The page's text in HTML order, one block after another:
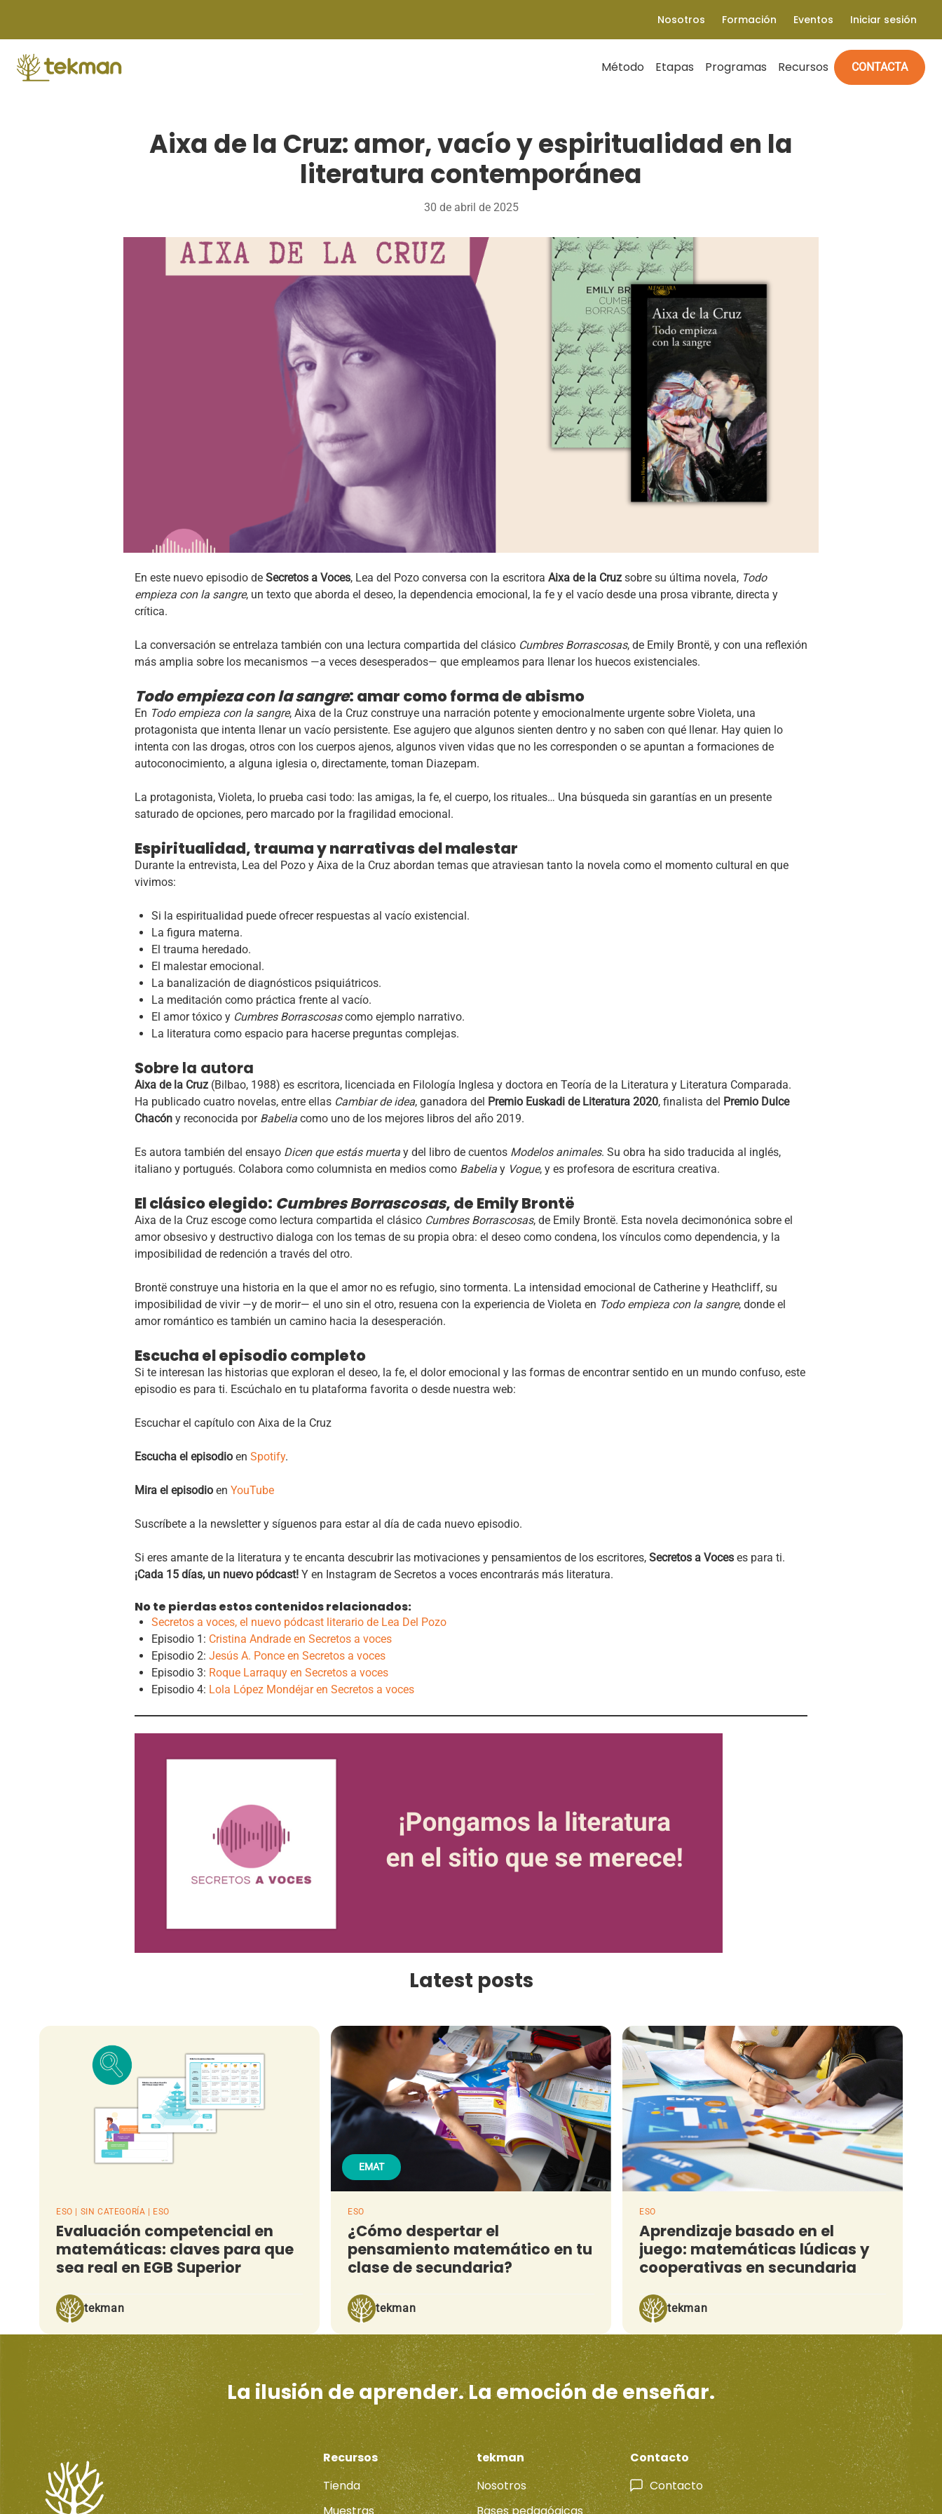
content
Nosotros Formación Eventos Iniciar sesión
Método Etapas Programas Recursos CONTACTA
Aixa de la Cruz: amor, vacío y espiritualidad en la
literatura contemporánea
30 de abril de 2025
En este nuevo episodio de Secretos a Voces, Lea del Pozo conversa con la escritora Aixa de la Cruz sobre su última novela, Todo
empieza con la sangre, un texto que aborda el deseo, la dependencia emocional, la fe y el vacío desde una prosa vibrante, directa y
crítica.
La conversación se entrelaza también con una lectura compartida del clásico Cumbres Borrascosas, de Emily Brontë, y con una reflexión
más amplia sobre los mecanismos —a veces desesperados— que empleamos para llenar los huecos existenciales.
Todo empieza con la sangre: amar como forma de abismo
En Todo empieza con la sangre, Aixa de la Cruz construye una narración potente y emocionalmente urgente sobre Violeta, una
protagonista que intenta llenar un vacío persistente. Ese agujero que algunos sienten dentro y no saben con qué llenar. Hay quien lo
intenta con las drogas, otros con los cuerpos ajenos, algunos viven vidas que no les corresponden o se apuntan a formaciones de
autoconocimiento, a alguna iglesia o, directamente, toman Diazepam.
La protagonista, Violeta, lo prueba casi todo: las amigas, la fe, el cuerpo, los rituales… Una búsqueda sin garantías en un presente
saturado de opciones, pero marcado por la fragilidad emocional.
Espiritualidad, trauma y narrativas del malestar
Durante la entrevista, Lea del Pozo y Aixa de la Cruz abordan temas que atraviesan tanto la novela como el momento cultural en que
vivimos:
Si la espiritualidad puede ofrecer respuestas al vacío existencial.
La figura materna.
El trauma heredado.
El malestar emocional.
La banalización de diagnósticos psiquiátricos.
La meditación como práctica frente al vacío.
El amor tóxico y Cumbres Borrascosascomo ejemplo narrativo.
La literatura como espacio para hacerse preguntas complejas.
Sobre la autora
Aixa de la Cruz (Bilbao, 1988) es escritora, licenciada en Filología Inglesa y doctora en Teoría de la Literatura y Literatura Comparada.
Ha publicado cuatro novelas, entre ellas Cambiar de idea, ganadora del Premio Euskadi de Literatura 2020, finalista del Premio Dulce
Chacón y reconocida por Babelia como uno de los mejores libros del año 2019.
Es autora también del ensayo Dicen que estás muerta y del libro de cuentos Modelos animales. Su obra ha sido traducida al inglés,
italiano y portugués. Colabora como columnista en medios como Babelia y Vogue, y es profesora de escritura creativa.
El clásico elegido: Cumbres Borrascosas, de Emily Brontë
Aixa de la Cruz escoge como lectura compartida el clásico Cumbres Borrascosas, de Emily Brontë. Esta novela decimonónica sobre el
amor obsesivo y destructivo dialoga con los temas de su propia obra: el deseo como condena, los vínculos como dependencia, y la
imposibilidad de redención a través del otro.
Brontë construye una historia en la que el amor no es refugio, sino tormenta. La intensidad emocional de Catherine y Heathcliff, su
imposibilidad de vivir —y de morir— el uno sin el otro, resuena con la experiencia de Violeta en Todo empieza con la sangre, donde el
amor romántico es también un camino hacia la desesperación.
Escucha el episodio completo
Si te interesan las historias que exploran el deseo, la fe, el dolor emocional y las formas de encontrar sentido en un mundo confuso, este
episodio es para ti. Escúchalo en tu plataforma favorita o desde nuestra web:
Escuchar el capítulo con Aixa de la Cruz
Escucha el episodio en Spotify.
Mira el episodio en YouTube
Suscríbete a la newsletter y síguenos para estar al día de cada nuevo episodio.
Si eres amante de la literatura y te encanta descubrir las motivaciones y pensamientos de los escritores, Secretos a Voces es para ti.
¡Cada 15 días, un nuevo pódcast! Y en Instagram de Secretos a voces encontrarás más literatura.
No te pierdas estos contenidos relacionados:
Secretos a voces, el nuevo pódcast literario de Lea Del Pozo
Episodio 1: Cristina Andrade en Secretos a voces
Episodio 2: Jesús A. Ponce en Secretos a voces
Episodio 3: Roque Larraquy en Secretos a voces
Episodio 4: Lola López Mondéjar en Secretos a voces
Latest posts
ESO | SIN CATEGORÍA | ESO
Evaluación competencial en
matemáticas: claves para que
sea real en EGB Superior
tekman
EMAT
ESO
¿Cómo despertar el
pensamiento matemático en tu
clase de secundaria?
tekman
ESO
Aprendizaje basado en el
juego: matemáticas lúdicas y
cooperativas en secundaria
tekman
La ilusión de aprender. La emoción de enseñar.
Recursos
Tienda
Muestras
tekman
Nosotros
Bases pedagógicas
Contacto
Contacto